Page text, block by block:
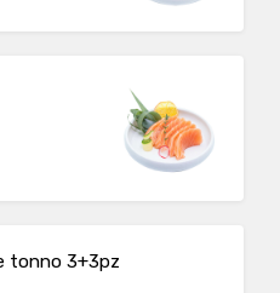
tonno 3+3pz